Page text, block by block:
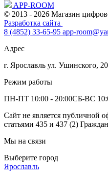
APP-ROOM
© 2013 - 2026 Магазин
Разработка сайта
8 (4852) 33-65-95 app-
Адрес
г. Ярославль ул. Ушинского,
Режим работы
ПН-ПТ 10:00 - 20:00СБ-ВС
Сайт не является публичной
статьями 435 и 437 (2)
Мы на связи
Выберите город
Ярославль